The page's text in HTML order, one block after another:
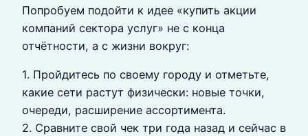
Попробуем подойти к идее «купить акции
компаний сектора услуг» не с конца
отчётности, а с жизни вокруг:
1. Пройдитесь по своему городу и отметьте,
какие сети растут физически: новые точки,
очереди, расширение ассортимента.
2. Сравните свой чек три года назад и сейчас в